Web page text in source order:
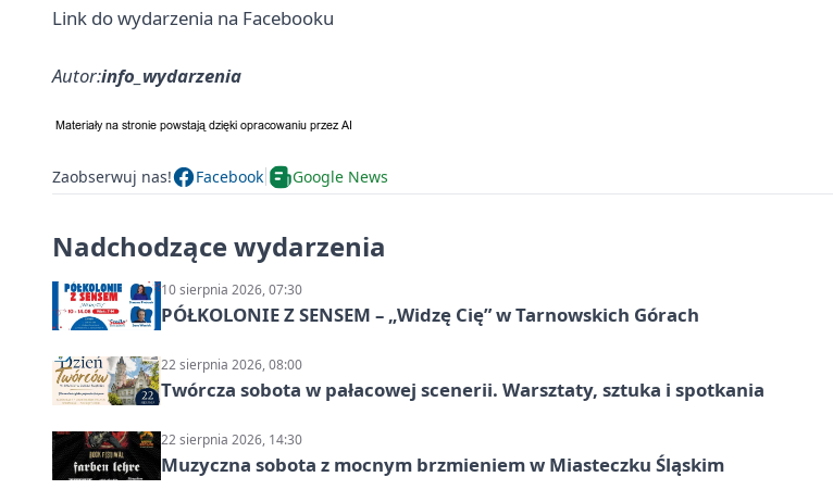
Link do wydarzenia na Facebooku
Autor:info_wydarzenia
Zaobserwuj nas! Facebook Google News
Nadchodzące wydarzenia
10 sierpnia 2026, 07:30
PÓŁKOLONIE Z SENSEM – „Widzę Cię” w Tarnowskich Górach
22 sierpnia 2026, 08:00
Twórcza sobota w pałacowej scenerii. Warsztaty, sztuka i spotkania
22 sierpnia 2026, 14:30
Muzyczna sobota z mocnym brzmieniem w Miasteczku Śląskim